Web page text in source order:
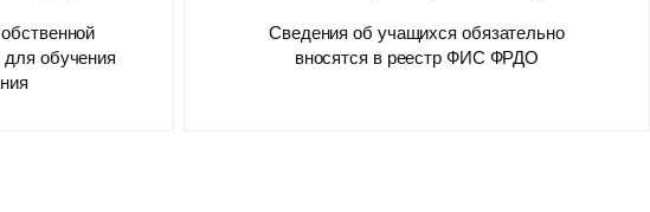
обучения
Сведения об учащихся обязательно
вносятся в реестр ФИС ФРДО